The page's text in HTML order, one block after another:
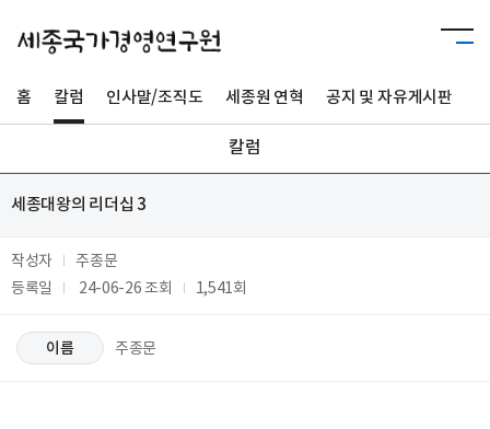
홈 칼럼 인사말/조직도 세종원 연혁 공지 및 자유게시판
칼럼
세종대왕의 리더십 3
작성자
주종문
등록일
24-06-26조회 1,541회
이름 주종문